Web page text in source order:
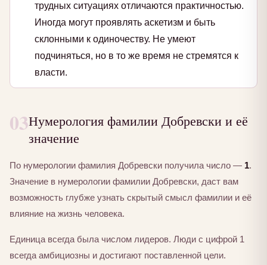
трудных ситуациях отличаются практичностью.
Иногда могут проявлять аскетизм и быть
склонными к одиночеству. Не умеют
подчиняться, но в то же время не стремятся к
власти.
03Нумерология фамилии Добревски и её
значение
По нумерологии фамилия Добревски получила число — 1.
Значение в нумерологии фамилии Добревски, даст вам
возможность глубже узнать скрытый смысл фамилии и её
влияние на жизнь человека.
Единица всегда была числом лидеров. Люди с цифрой 1
всегда амбициозны и достигают поставленной цели.